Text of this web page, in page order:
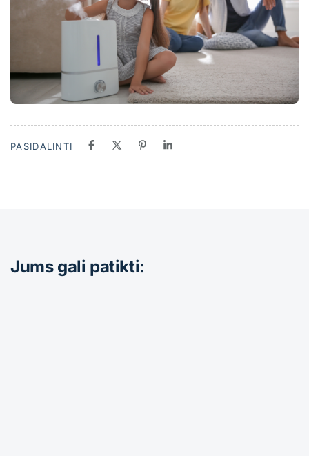
PASIDALINTI
Jums gali patikti: